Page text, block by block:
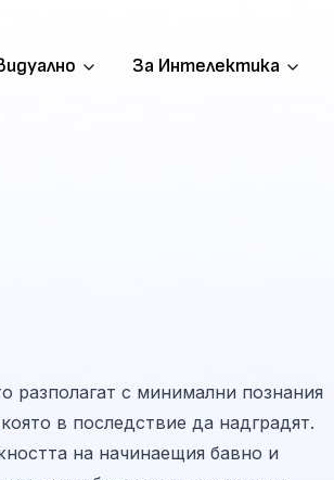
За Интелектика
разполагат с минимални познания
в последствие да надградят.
на начинаещия бавно и